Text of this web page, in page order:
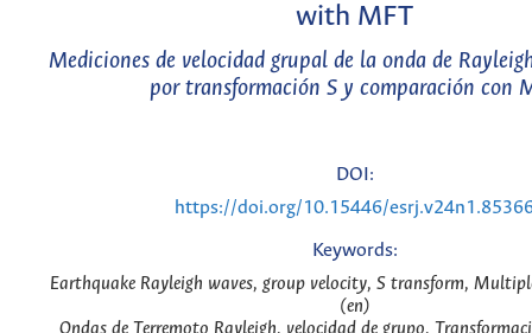
with MFT
Mediciones de velocidad grupal de la onda de
por transformación S y comparación con
DOI:
https://doi.org/10.15446/
Keywords:
Earthquake Rayleigh waves, group velocity, S transform,
(en)
Ondas de Terremoto Rayleigh, velocidad de grupo,